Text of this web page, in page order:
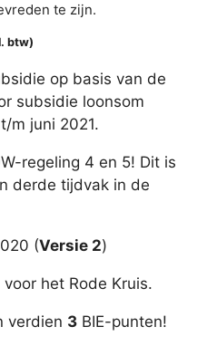
te zijn.
btw)
op basis van de
subsidie loonsom
m juni 2021.
regeling 4 en 5! Dit is
derde tijdvak in de
(Versie 2)
het Rode Kruis.
verdien 3 BIE-punten!